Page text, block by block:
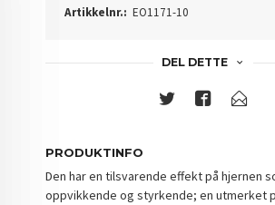
Artikkelnr.: EO1171-10
DEL DETTE
PRODUKTINFO
Den har en tilsvarende effekt på hjernen
oppvikkende og styrkende; en utmerket